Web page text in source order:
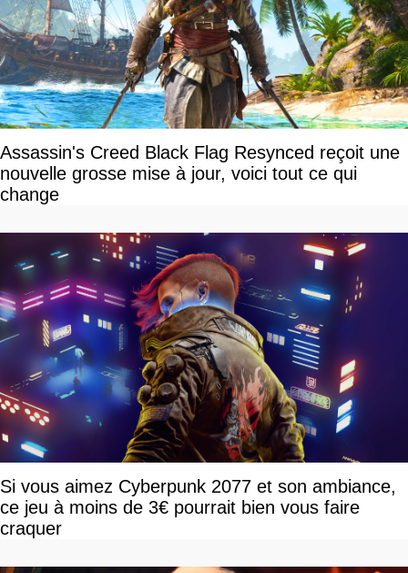
Assassin's Creed Black Flag Resynced reçoit une
nouvelle grosse mise à jour, voici tout ce qui
change
Si vous aimez Cyberpunk 2077 et son ambiance,
ce jeu à moins de 3€ pourrait bien vous faire
craquer